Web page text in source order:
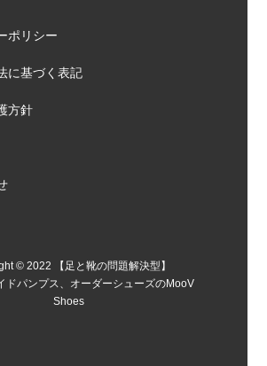
ポリシー
に基づく表記
方針
© 2022 【足と靴の問題解決型】
ドパンプス、オーダーシューズのMooV
Shoes